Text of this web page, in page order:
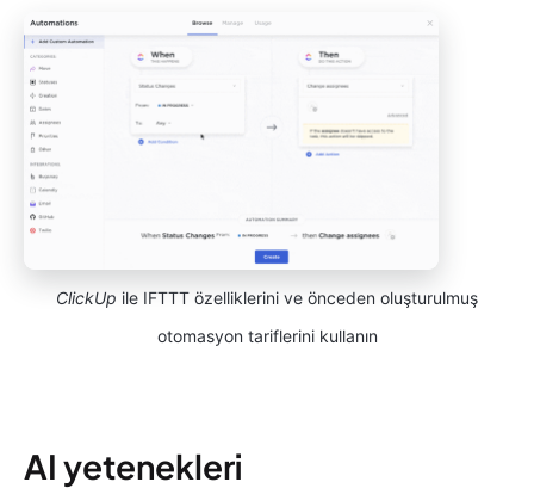
ClickUp ile IFTTT özelliklerini ve önceden oluşturulmuş
otomasyon tariflerini kullanın
AI yetenekleri